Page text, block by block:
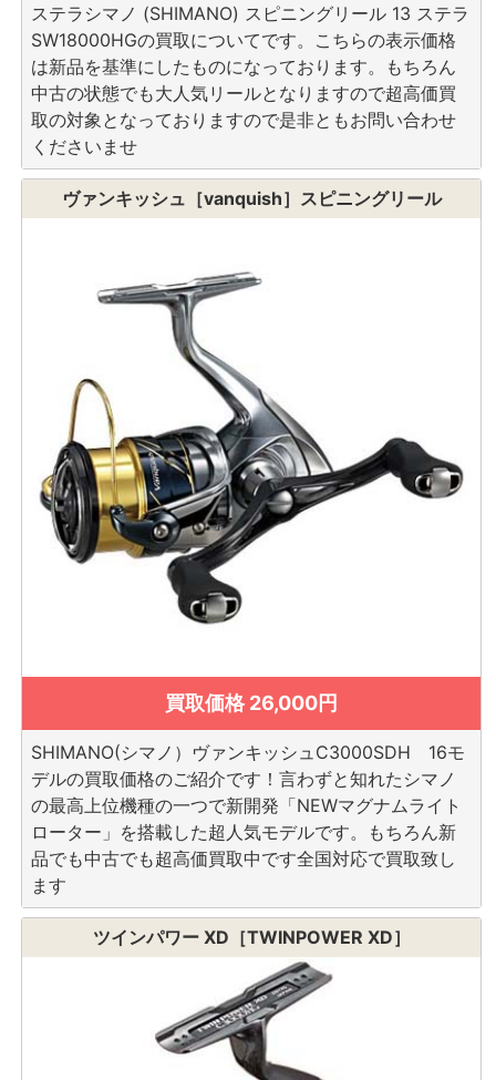
ステラシマノ (SHIMANO) スピニングリール 13 ステラ
SW18000HGの買取についてです。こちらの表示価格
は新品を基準にしたものになっております。もちろん
中古の状態でも大人気リールとなりますので超高価買
取の対象となっておりますので是非ともお問い合わせ
くださいませ
ヴァンキッシュ［vanquish］スピニングリール
買取価格 26,000円
SHIMANO(シマノ）ヴァンキッシュC3000SDH 16モ
デルの買取価格のご紹介です！言わずと知れたシマノ
の最高上位機種の一つで新開発「NEWマグナムライト
ローター」を搭載した超人気モデルです。もちろん新
品でも中古でも超高価買取中です全国対応で買取致し
ます
ツインパワー XD［TWINPOWER XD］